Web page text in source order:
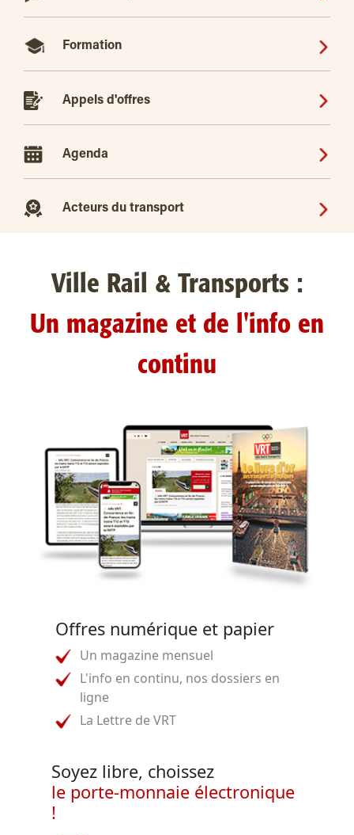
Formation
Appels d'offres
Agenda
Acteurs du transport
Ville Rail & Transports :
Un magazine et de l'info en
continu
Offres numérique et papier
Un magazine mensuel
L'info en continu, nos dossiers en
ligne
La Lettre de VRT
Soyez libre, choissez
le porte-monnaie électronique
!